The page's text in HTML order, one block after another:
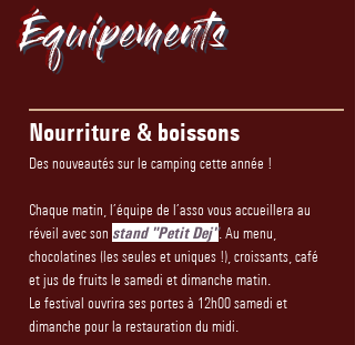
Équipements
Nourriture & boissons
Des nouveautés sur le camping cette année !
Chaque matin, l’équipe de l’asso vous accueillera au
réveil avec son stand "Petit Dej". Au menu,
chocolatines (les seules et uniques !), croissants, café
et jus de fruits le samedi et dimanche matin.
Le festival ouvrira ses portes à 12h00 samedi et
dimanche pour la restauration du midi.